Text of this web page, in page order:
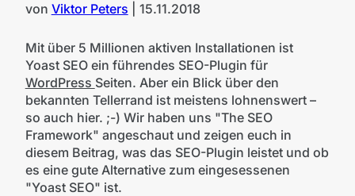
von Viktor Peters 15.11.2018
©iStock
Mit über 5 Millionen aktiven Installationen ist
Yoast SEO ein führendes SEO-Plugin für
WordPress Seiten. Aber ein Blick über den
bekannten Tellerrand ist meistens lohnenswert –
so auch hier. ;-) Wir haben uns "The SEO
Framework" angeschaut und zeigen euch in
diesem Beitrag, was das SEO-Plugin leistet und ob
es eine gute Alternative zum eingesessenen
"Yoast SEO" ist.